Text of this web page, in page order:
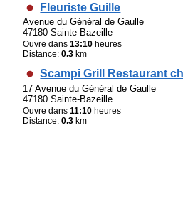
Fleuriste Guille
Avenue du Général de Gaulle
47180 Sainte-Bazeille
Ouvre dans13:10 heures
Distance:0.3 km
Scampi Grill Restaurant
17 Avenue du Général de Gaulle
47180 Sainte-Bazeille
Ouvre dans11:10 heures
Distance:0.3 km